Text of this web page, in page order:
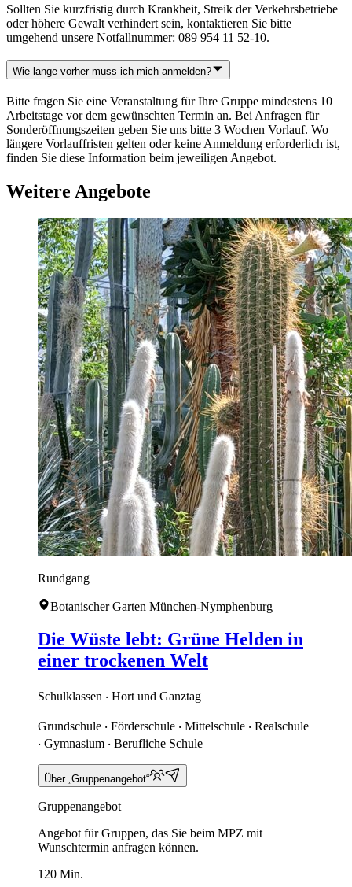
Sollten Sie kurzfristig durch Krankheit, Streik der Verkehrsbetriebe
oder höhere Gewalt verhindert sein, kontaktieren Sie bitte
umgehend unsere Notfallnummer: 089 954 11 52-10.
Wie lange vorher muss ich mich anmelden?
Bitte fragen Sie eine Veranstaltung für Ihre Gruppe mindestens 10
Arbeitstage vor dem gewünschten Termin an. Bei Anfragen für
Sonderöffnungszeiten geben Sie uns bitte 3 Wochen Vorlauf. Wo
längere Vorlauffristen gelten oder keine Anmeldung erforderlich ist,
finden Sie diese Information beim jeweiligen Angebot.
Weitere Angebote
Rundgang
Botanischer Garten München-Nymphenburg
Die Wüste lebt: Grüne Helden in
einer trockenen Welt
Schulklassen ‧ Hort und Ganztag
Grundschule ‧ Förderschule ‧ Mittelschule ‧ Realschule
‧ Gymnasium ‧ Berufliche Schule
Über „Gruppenangebot“
Gruppenangebot
Angebot für Gruppen, das Sie beim MPZ mit
Wunschtermin anfragen können.
120 Min.